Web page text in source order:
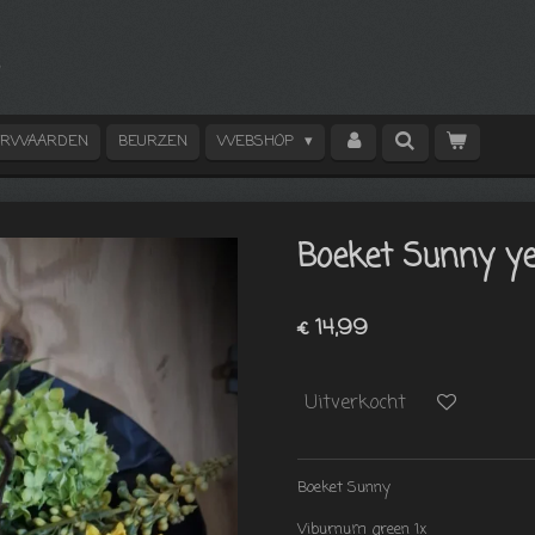
BEURZEN WEBSHOP
Boeket Sunny
€ 14,99
Uitverkocht
Boeket Sunny
Viburnum green 1x